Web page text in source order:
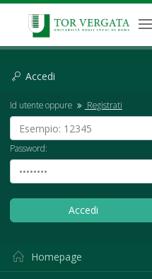
Accedi
Id utente oppure Registrati
Password:
Homepage